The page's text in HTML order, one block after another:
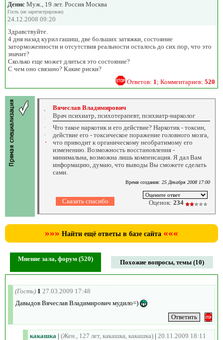
Денис Муж., 19 лет. Россия Москва
Гость (не зарегистрирован)
24.12.2008 09:20
Здравствуйте.
4 дня назад курил гашиш, две больших затяжки, состояние
заторможенности и отсутствия реальности осталось до сих пор, что это
значит?
Сколько еще может длиться это состояние?
С чем оно связано? Какие риски?
Ответов: 1 ; Комментариев: 520
Вячеслав Владимирович
Врач психиатр, психотерапевт, психиатр-нарколог
Что такое наркотик и его действие? Наркотик - токсин,
действие его - токсическое поражение головного мозга,
что приводит к органическому необратимому его
изменению. Возможность восстановления -
минимальна, возможна лишь компенсация. Я дал Вам
информацию, думаю, что выводы Вы сможете сделать
сами.
Время создания: 25 Декабря 2008 17:00
Оценок: 234
»»» Найти ещё ответы в базе сайта «««
Мнение зала, форум (520) Похожие вопросы, темы (10)
(Гость) 1 27.03.2009 17:48
Давыдов Вячеслав Владимирович мудило=)
какашка | (Жен., 127 лет, какашка, какашка) | 20.11.2009 18:11